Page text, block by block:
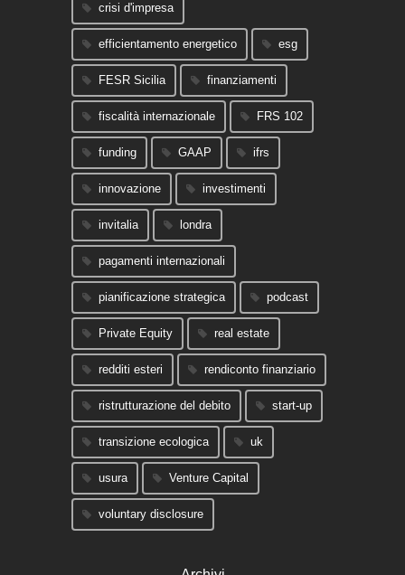
crisi d'impresa
efficientamento energetico esg
FESR Sicilia finanziamenti
fiscalità internazionale FRS 102
funding GAAP ifrs
innovazione investimenti
invitalia londra
pagamenti internazionali
pianificazione strategica podcast
Private Equity real estate
redditi esteri rendiconto finanziario
ristrutturazione del debito start-up
transizione ecologica uk
usura Venture Capital
voluntary disclosure